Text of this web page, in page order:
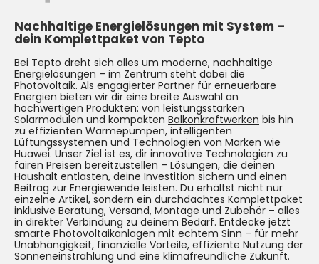
Nachhaltige Energielösungen mit System –
dein Komplettpaket von Tepto
Bei Tepto dreht sich alles um moderne, nachhaltige
Energielösungen – im Zentrum steht dabei die
Photovoltaik. Als engagierter Partner für erneuerbare
Energien bieten wir dir eine breite Auswahl an
hochwertigen Produkten: von leistungsstarken
Solarmodulen und kompakten Balkonkraftwerken bis hin
zu effizienten Wärmepumpen, intelligenten
Lüftungssystemen und Technologien von Marken wie
Huawei. Unser Ziel ist es, dir innovative Technologien zu
fairen Preisen bereitzustellen – Lösungen, die deinen
Haushalt entlasten, deine Investition sichern und einen
Beitrag zur Energiewende leisten. Du erhältst nicht nur
einzelne Artikel, sondern ein durchdachtes Komplettpaket
inklusive Beratung, Versand, Montage und Zubehör – alles
in direkter Verbindung zu deinem Bedarf. Entdecke jetzt
smarte Photovoltaikanlagen mit echtem Sinn – für mehr
Unabhängigkeit, finanzielle Vorteile, effiziente Nutzung der
Sonneneinstrahlung und eine klimafreundliche Zukunft.